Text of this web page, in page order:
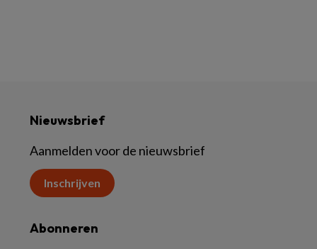
Nieuwsbrief
Aanmelden voor de nieuwsbrief
Inschrijven
Abonneren